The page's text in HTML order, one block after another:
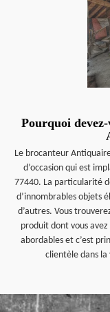
Pourquoi
Le brocanteur
d’occasion qui est
77440. La particularité
d’innombrables objets
d’autres. Vous
produit dont vous avez
abordables et c’est
clientèle dans la